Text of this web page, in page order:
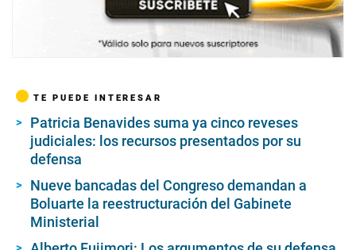
TE PUEDE INTERESAR
Patricia Benavides suma ya cinco reveses
judiciales: los recursos presentados por su
defensa
Nueve bancadas del Congreso demandan a
Boluarte la reestructuración del Gabinete
Ministerial